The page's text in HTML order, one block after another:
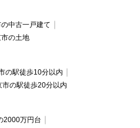
中古一戸建て
の土地
の駅徒歩10分以内
市の駅徒歩20分以内
2000万円台